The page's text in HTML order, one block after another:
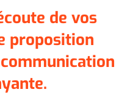
de vos
proposition
.